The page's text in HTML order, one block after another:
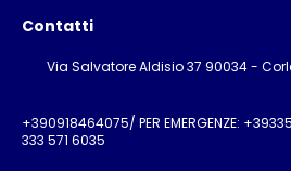
Contatti
Via Salvatore Aldisio 37 90034 -
+390918464075/ PER EMERGENZE:
333 571 6035